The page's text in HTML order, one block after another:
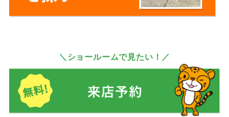
＼ショールームで見たい！／